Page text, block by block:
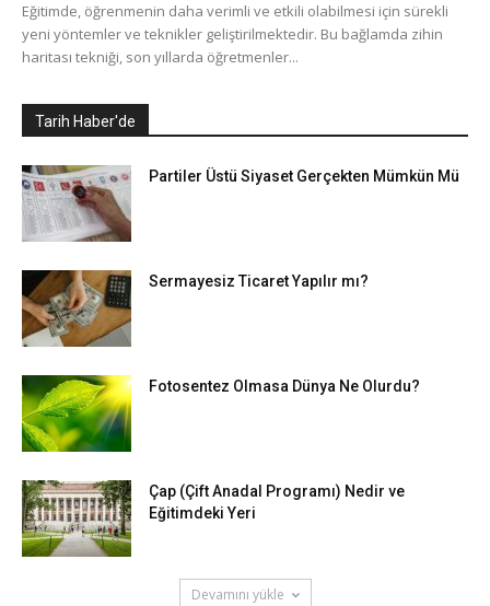
Eğitimde, öğrenmenin daha verimli ve etkili olabilmesi için sürekli
yeni yöntemler ve teknikler geliştirilmektedir. Bu bağlamda zihin
haritası tekniği, son yıllarda öğretmenler...
Tarih Haber'de
Partiler Üstü Siyaset Gerçekten Mümkün Mü
Sermayesiz Ticaret Yapılır mı?
Fotosentez Olmasa Dünya Ne Olurdu?
Çap (Çift Anadal Programı) Nedir ve
Eğitimdeki Yeri
Devamını yükle